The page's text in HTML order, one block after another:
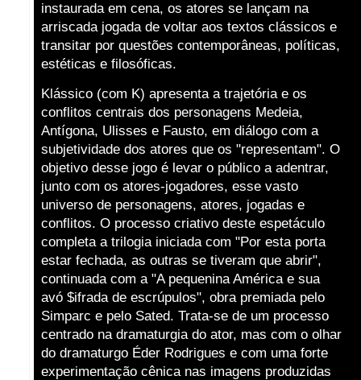
instaurada em cena, os atores se lançam na
arriscada jogada de voltar aos textos clássicos e
transitar por questões contemporâneas, políticas,
estéticas e filosóficas.
Klássico (com K) apresenta a trajetória e os
conflitos centrais dos personagens Medeia,
Antígona, Ulisses e Fausto, em diálogo com a
subjetividade dos atores que os "representam". O
objetivo desse jogo é levar o público a adentrar,
junto com os atores-jogadores, esse vasto
universo de personagens, atores, jogadas e
conflitos. O processo criativo deste espetáculo
completa a trilogia iniciada com "Por esta porta
estar fechada, as outras se tiveram que abrir",
continuada com a "A pequenina América e sua
avó $ifrada de escrúpulos", obra premiada pelo
Simparc e pelo Sated. Trata-se de um processo
centrado na dramaturgia do ator, mas com o olhar
do dramaturgo Éder Rodrigues e com uma forte
experimentação cênica nas imagens produzidas